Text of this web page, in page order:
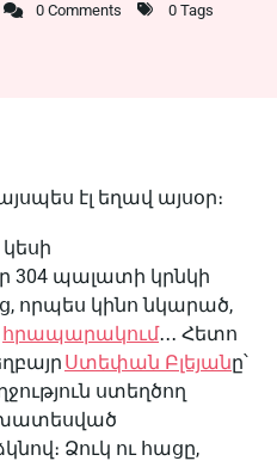
0 Comments 0 Tags
էլ եղավ այսօր։
կեսի
304 պալատի կրնկի
, որպես կինո նկարած,
հրապարակում․․․ Հետո
Ստեփան Բլեյանը՝
ստեղծող
Ձուկ ու հացը,